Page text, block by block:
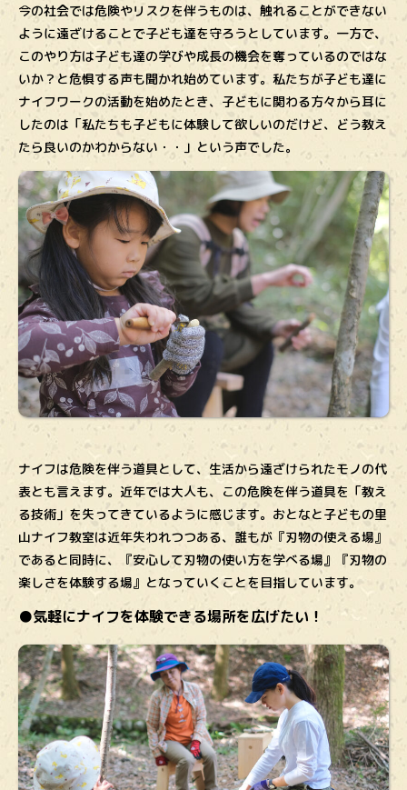
今の社会では危険やリスクを伴うものは、触れることができない
ように遠ざけることで子ども達を守ろうとしています。一方で、
このやり方は子ども達の学びや成長の機会を奪っているのではな
いか？と危惧する声も聞かれ始めています。私たちが子ども達に
ナイフワークの活動を始めたとき、子どもに関わる方々から耳に
したのは「私たちも子どもに体験して欲しいのだけど、どう教え
たら良いのかわからない・・」という声でした。
ナイフは危険を伴う道具として、生活から遠ざけられたモノの代
表とも言えます。近年では大人も、この危険を伴う道具を「教え
る技術」を失ってきているように感じます。おとなと子どもの里
山ナイフ教室は近年失われつつある、誰もが『刃物の使える場』
であると同時に、『安心して刃物の使い方を学べる場』『刃物の
楽しさを体験する場』となっていくことを目指しています。
●気軽にナイフを体験できる場所を広げたい！